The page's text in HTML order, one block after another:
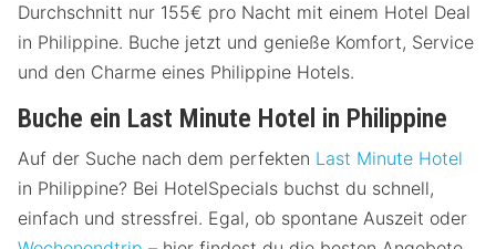
Durchschnitt nur 155€ pro Nacht mit einem Hotel Deal
in Philippine. Buche jetzt und genieße Komfort, Service
und den Charme eines Philippine Hotels.
Buche ein Last Minute Hotel in Philippine
Auf der Suche nach dem perfekten Last Minute Hotel
in Philippine? Bei HotelSpecials buchst du schnell,
einfach und stressfrei. Egal, ob spontane Auszeit oder